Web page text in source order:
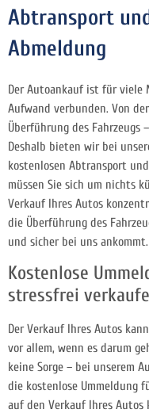
Abtransport
Abmeldung
Der Autoankauf ist für viele
Aufwand verbunden. Von
Überführung des Fahrzeugs
Deshalb bieten wir bei
kostenlosen Abtransport
müssen Sie sich um nichts
Verkauf Ihres Autos
die Überführung des
und sicher bei uns ankommt.
Kostenlose
stressfrei
Der Verkauf Ihres Autos
vor allem, wenn es darum
keine Sorge – bei unserem
die kostenlose Ummeldung
auf den Verkauf Ihres Autos